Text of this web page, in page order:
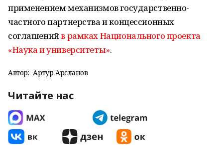
применением механизмов государственно-
частного партнерства и концессионных
соглашенийв рамках Национального проекта
«Наука и университеты».
Автор: Артур Арсланов
Читайте нас